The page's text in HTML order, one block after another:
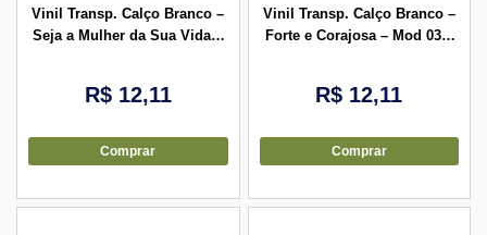
Vinil Transp. Calço Branco –
Seja a Mulher da Sua Vida –
R$12,11
Comprar
Vinil Transp. Calço Branco –
Forte e Corajosa – Mod 03 –
R$ 12,11
Comprar